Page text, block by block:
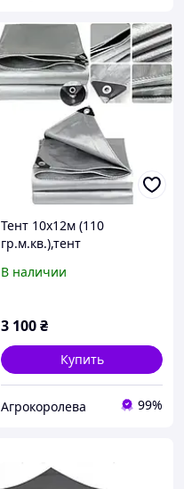
Тент 10х12м (110
гр.м.кв.),тент
на крышу
В наличии
3 100₴
Купить
Агрокоролева 99%